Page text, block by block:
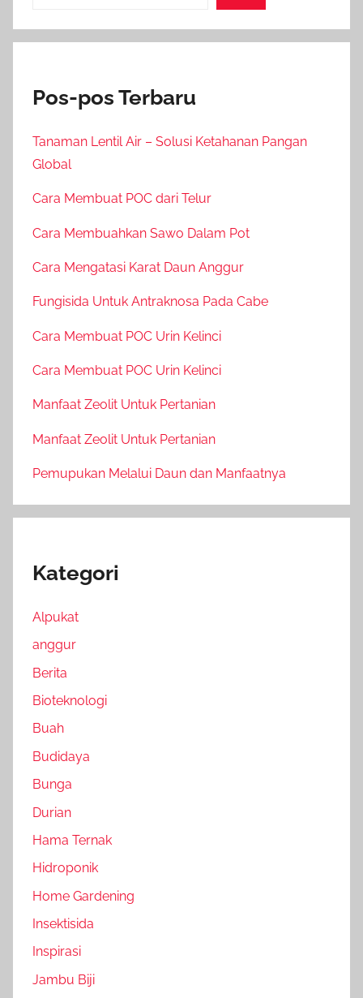
Pos-pos Terbaru
Tanaman Lentil Air – Solusi Ketahanan Pangan
Global
Cara Membuat POC dari Telur
Cara Membuahkan Sawo Dalam Pot
Cara Mengatasi Karat Daun Anggur
Fungisida Untuk Antraknosa Pada Cabe
Cara Membuat POC Urin Kelinci
Cara Membuat POC Urin Kelinci
Manfaat Zeolit Untuk Pertanian
Manfaat Zeolit Untuk Pertanian
Pemupukan Melalui Daun dan Manfaatnya
Kategori
Alpukat
anggur
Berita
Bioteknologi
Buah
Budidaya
Bunga
Durian
Hama Ternak
Hidroponik
Home Gardening
Insektisida
Inspirasi
Jambu Biji